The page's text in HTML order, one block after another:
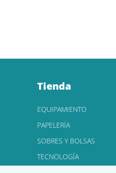
Tienda
EQUIPAMIENTO
PAPELERÍA
SOBRES Y BOLSAS
TECNOLOGÍA